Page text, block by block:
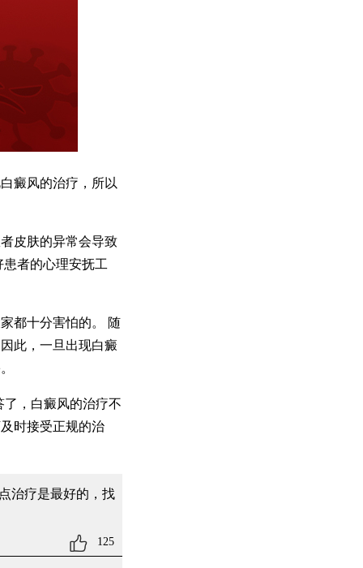
癜风的治疗，所以
皮肤的异常会导致
者的心理安抚工
都十分害怕的。 随
此，一旦出现白癜
，白癜风的治疗不
时接受正规的治
治疗是最好的，找
125